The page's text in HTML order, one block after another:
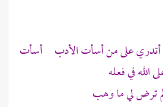
أتدري على من أسأت الأدب أسأت
الله في فعله
ترض لي ما وهب